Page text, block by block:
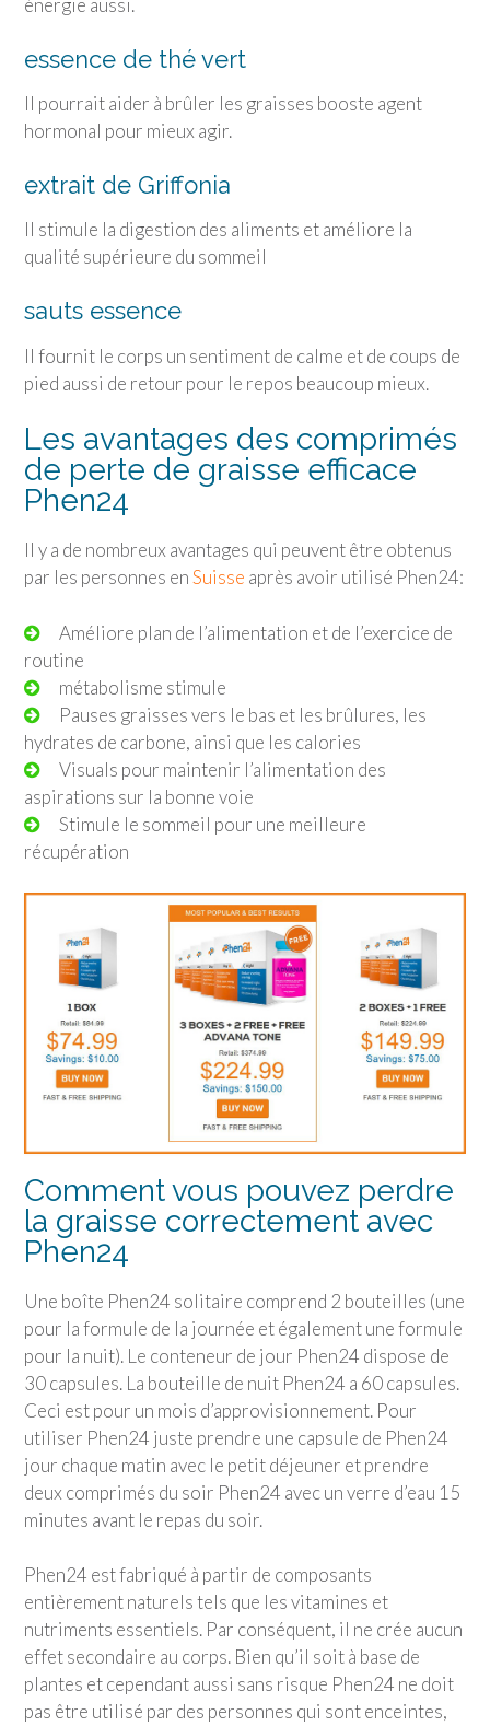
énergie aussi.
essence de thé vert
Il pourrait aider à brûler les graisses booste agent
hormonal pour mieux agir.
extrait de Griffonia
Il stimule la digestion des aliments et améliore la
qualité supérieure du sommeil
sauts essence
Il fournit le corps un sentiment de calme et de coups de
pied aussi de retour pour le repos beaucoup mieux.
Les avantages des comprimés
de perte de graisse efficace
Phen24
Il y a de nombreux avantages qui peuvent être obtenus
par les personnes enSuisse après avoir utilisé Phen24:
Améliore plan de l’alimentation et de l’exercice de
routine
métabolisme stimule
Pauses graisses vers le bas et les brûlures, les
hydrates de carbone, ainsi que les calories
Visuals pour maintenir l’alimentation des
aspirations sur la bonne voie
Stimule le sommeil pour une meilleure
récupération
Comment vous pouvez perdre
la graisse correctement avec
Phen24
Une boîte Phen24 solitaire comprend 2 bouteilles (une
pour la formule de la journée et également une formule
pour la nuit). Le conteneur de jour Phen24 dispose de
30 capsules. La bouteille de nuit Phen24 a 60 capsules.
Ceci est pour un mois d’approvisionnement. Pour
utiliser Phen24 juste prendre une capsule de Phen24
jour chaque matin avec le petit déjeuner et prendre
deux comprimés du soir Phen24 avec un verre d’eau 15
minutes avant le repas du soir.
Phen24 est fabriqué à partir de composants
entièrement naturels tels que les vitamines et
nutriments essentiels. Par conséquent, il ne crée aucun
effet secondaire au corps. Bien qu’il soit à base de
plantes et cependant aussi sans risque Phen24 ne doit
pas être utilisé par des personnes qui sont enceintes,